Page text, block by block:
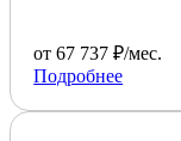
от 67 737 ₽/мес.
Подробнее